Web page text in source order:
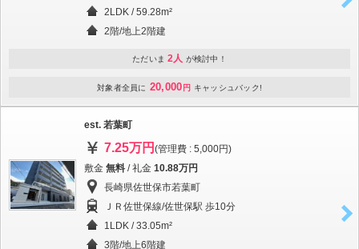
2LDK / 59.28m²
2階/地上2階建
ただいま 2人 が検討中！
対象者全員に 20,000 円 キャッシュバック!
est. 若葉町
7.25万円 (管理費 : 5,000円)
敷金 無料 / 礼金 10.88万円
長崎県佐世保市若葉町
ＪＲ佐世保線/佐世保駅 歩10分
1LDK / 33.05m²
3階/地上6階建